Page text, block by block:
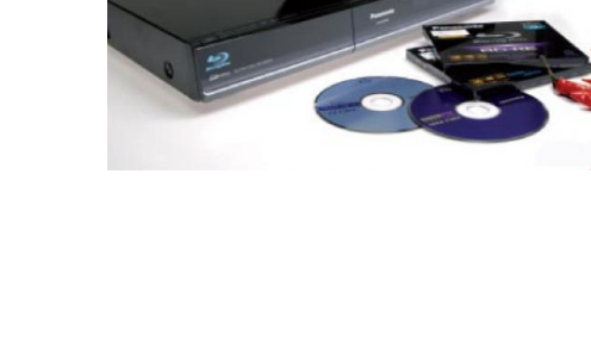
Drücken Sie Enter zum Suchen oder ESC zum Schließen.